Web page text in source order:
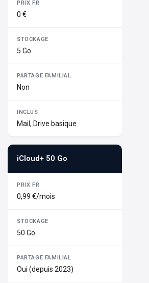
0 €
5 Go
Non
Mail, Drive basique
iCloud+ 50 Go
0,99 €/mois
50 Go
Oui (depuis 2023)